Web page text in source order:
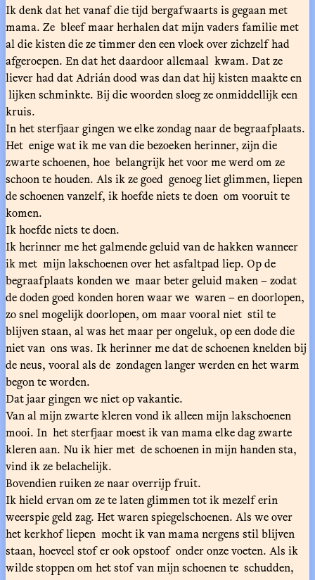
Ik denk dat het vanaf die tijd bergafwaarts is gegaan met
mama. Ze bleef maar herhalen dat mijn vaders familie met
al die kisten die ze timmer den een vloek over zichzelf had
afgeroepen. En dat het daardoor allemaal kwam. Dat ze
liever had dat Adrián dood was dan dat hij kisten maakte en
lijken schminkte. Bij die woorden sloeg ze onmiddellijk een
kruis.
In het sterfjaar gingen we elke zondag naar de begraafplaats.
Het enige wat ik me van die bezoeken herinner, zijn die
zwarte schoenen, hoe belangrijk het voor me werd om ze
schoon te houden. Als ik ze goed genoeg liet glimmen, liepen
de schoenen vanzelf, ik hoefde niets te doen om vooruit te
komen.
Ik hoefde niets te doen.
Ik herinner me het galmende geluid van de hakken wanneer
ik met mijn lakschoenen over het asfaltpad liep. Op de
begraafplaats konden we maar beter geluid maken – zodat
de doden goed konden horen waar we waren – en doorlopen,
zo snel mogelijk doorlopen, om maar vooral niet stil te
blijven staan, al was het maar per ongeluk, op een dode die
niet van ons was. Ik herinner me dat de schoenen knelden bij
de neus, vooral als de zondagen langer werden en het warm
begon te worden.
Dat jaar gingen we niet op vakantie.
Van al mijn zwarte kleren vond ik alleen mijn lakschoenen
mooi. In het sterfjaar moest ik van mama elke dag zwarte
kleren aan. Nu ik hier met de schoenen in mijn handen sta,
vind ik ze belachelijk.
Bovendien ruiken ze naar overrijp fruit.
Ik hield ervan om ze te laten glimmen tot ik mezelf erin
weerspie geld zag. Het waren spiegelschoenen. Als we over
het kerkhof liepen mocht ik van mama nergens stil blijven
staan, hoeveel stof er ook opstoof onder onze voeten. Als ik
wilde stoppen om het stof van mijn schoenen te schudden,